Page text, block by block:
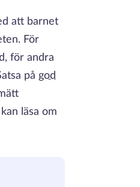
att barnet
För
för andra
på god
läsa om